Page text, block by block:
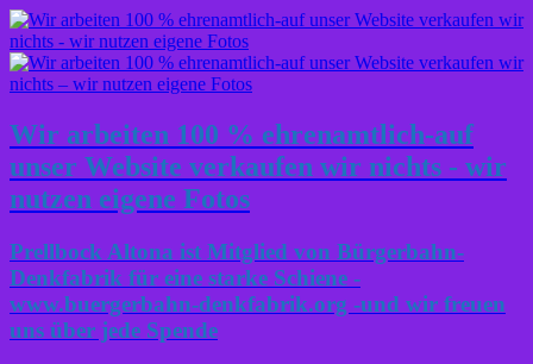
Wir arbeiten 100 % ehrenamtlich-auf
unser Website verkaufen wir nichts - wir
nutzen eigene Fotos
Prellbock Altona ist Mitglied von Bürgerbahn-
Denkfabrik für eine starke Schiene -
www.buergerbahn-denkfabrik.org -und wir freuen
uns über jede Spende